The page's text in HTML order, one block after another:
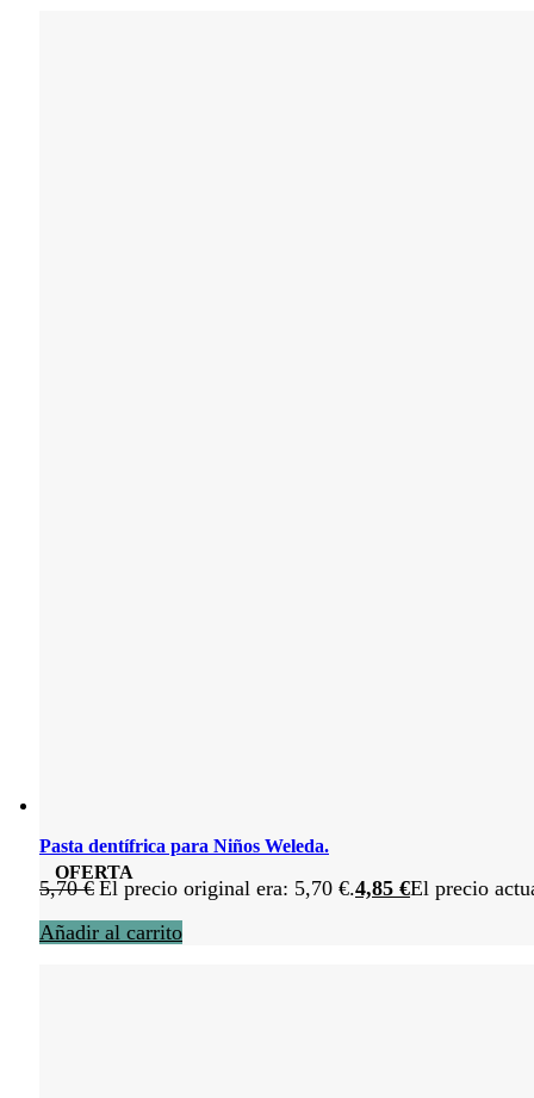
OFERTA
Pasta dentífrica para Niños Weleda.
5,70€ El precio original era: 5,70 €.4,85 €El precio
Añadir al carrito